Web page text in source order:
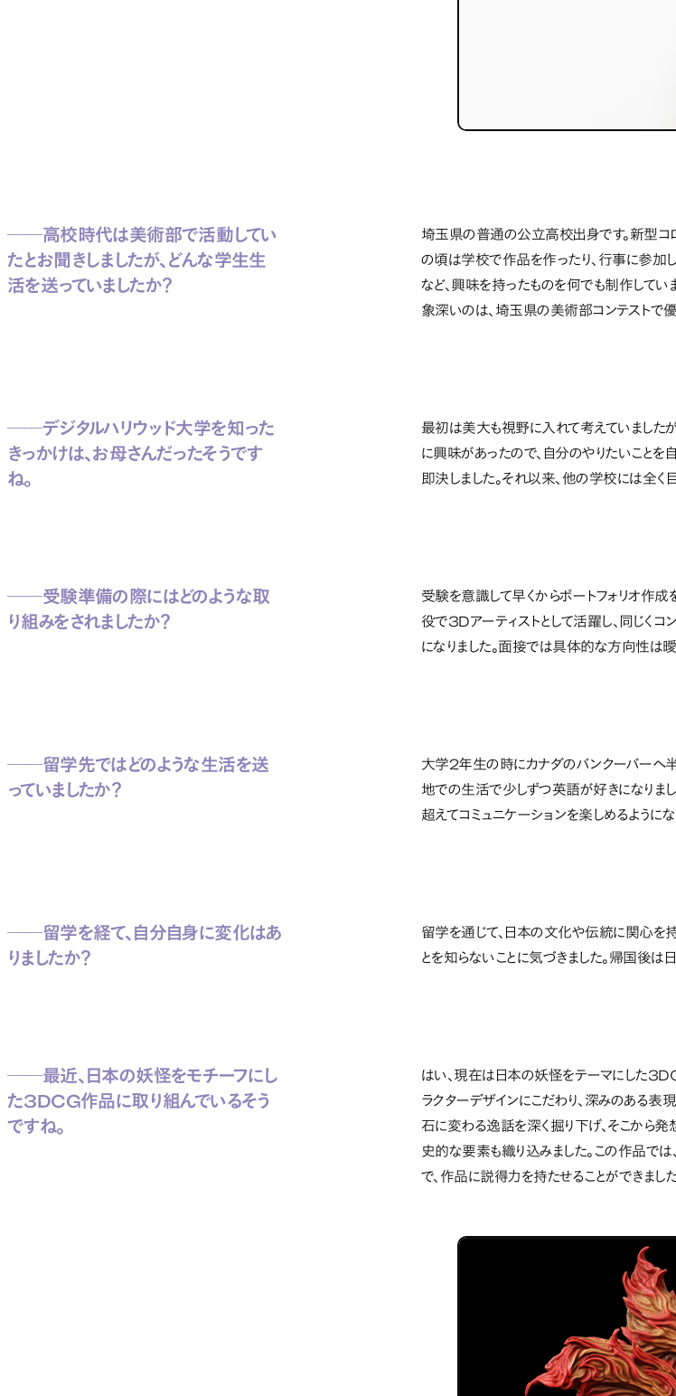
──高校時代は美術部で活動してい
たとお聞きしましたが、どんな学生生
活を送っていましたか？
埼玉県の普通の公立高校出身です。新型コ
の頃は学校で作品を作ったり、行事に参加
など、興味を持ったものを何でも制作してい
象深いのは、埼玉県の美術部コンテストで
──デジタルハリウッド大学を知った
きっかけは、お母さんだったそうです
ね。
最初は美大も視野に入れて考えていましたが
に興味があったので、自分のやりたいことを
即決しました。それ以来、他の学校には全く
──受験準備の際にはどのような取
り組みをされましたか？
受験を意識して早くからポートフォリオ作
役で3Dアーティストとして活躍し、同じくコ
になりました。面接では具体的な方向性は曖
──留学先ではどのような生活を送
っていましたか？
大学2年生の時にカナダのバンクーバーへ
地での生活で少しずつ英語が好きになりま
超えてコミュニケーションを楽しめるようにな
──留学を経て、自分自身に変化はあ
りましたか？
留学を通じて、日本の文化や伝統に関心を
とを知らないことに気づきました。帰国後
──最近、日本の妖怪をモチーフにし
た3DCG作品に取り組んでいるそう
ですね。
はい、現在は日本の妖怪をテーマにした
ラクターデザインにこだわり、深みのある
石に変わる逸話を深く掘り下げ、そこから
史的な要素も織り込みました。この作品では
で、作品に説得力を持たせることができました